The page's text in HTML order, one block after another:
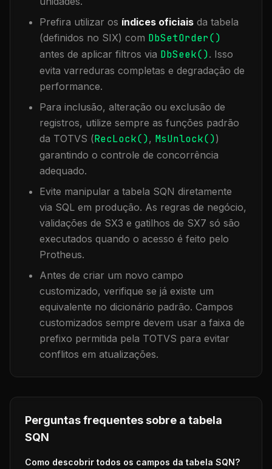
Prefira utilizar os índices oficiais da tabela
(definidos no SIX) com DbSetOrder()
antes de aplicar filtros via DbSeek(). Isso
evita varreduras completas e degradação de
performance.
Para inclusão, alteração ou exclusão de
registros, utilize sempre as funções padrão
da TOTVS (RecLock(), MsUnlock())
garantindo o controle de concorrência
adequado.
Evite manipular a tabela SQN diretamente
via SQL em produção. As regras de negócio,
validações de SX3 e gatilhos de SX7 só são
executados quando o acesso é feito pelo
Protheus.
Antes de criar um novo campo
customizado, verifique se já existe um
equivalente no dicionário padrão. Campos
customizados sempre devem usar a faixa de
prefixo permitida pela TOTVS para evitar
conflitos em atualizações.
Perguntas frequentes sobre a tabela
SQN
Como descobrir todos os campos da tabela SQN?